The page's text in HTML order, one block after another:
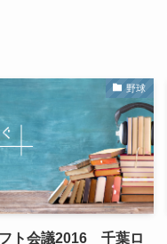
野球
ト会議2016 千葉ロ